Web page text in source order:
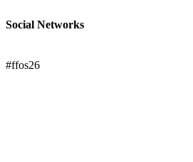
Social Networks
#ffos26